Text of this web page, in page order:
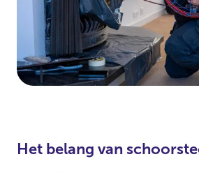
Het belang van